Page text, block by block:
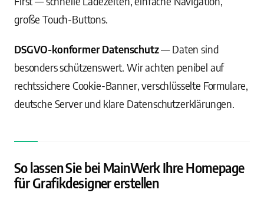
große Touch-Buttons.
DSGVO-konformer Datenschutz— Daten sind
besonders schützenswert. Wir achten penibel auf
rechtssichere Cookie-Banner, verschlüsselte Formulare,
deutsche Server und klare Datenschutzerklärungen.
So lassen Sie bei MainWerk Ihre Homepage
für Grafikdesigner erstellen